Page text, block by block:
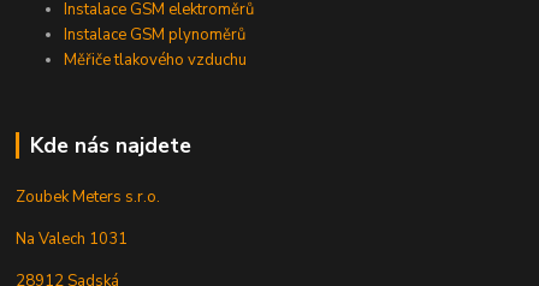
Instalace GSM elektroměrů
Instalace GSM plynoměrů
Měřiče tlakového vzduchu
Kde nás najdete
Zoubek Meters s.r.o.
Na Valech 1031
28912 Sadská